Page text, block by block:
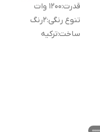
قدرت:1200 وات
تنوع رنگی:2رنگ
ساخت:ترکیه